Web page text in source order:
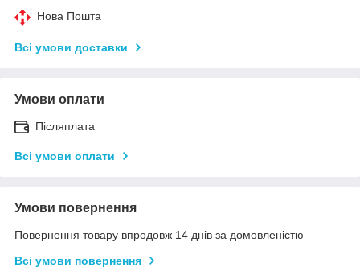
Нова Пошта
Всі умови доставки
Умови оплати
Післяплата
Всі умови оплати
Умови повернення
Повернення товару впродовж 14 днів за домовленістю
Всі умови повернення